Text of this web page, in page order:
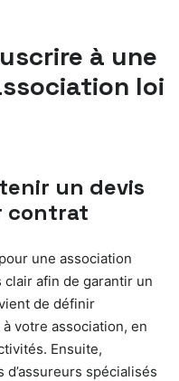
à une
loi
un devis
contrat
une association
afin de garantir un
de définir
votre association, en
Ensuite,
spécialisés